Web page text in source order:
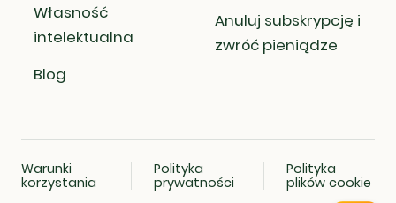
Własność
intelektualna
Blog
Anuluj subskrypcję i
zwróć pieniądze
Warunki
korzystania
Polityka
prywatności
Polityka
plików cookie